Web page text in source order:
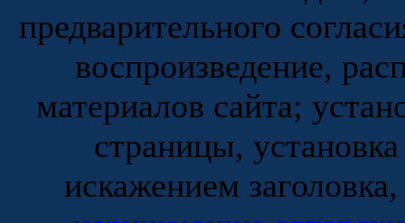
предварительного
воспроизведение,
материалов сайта;
страницы,
искажением